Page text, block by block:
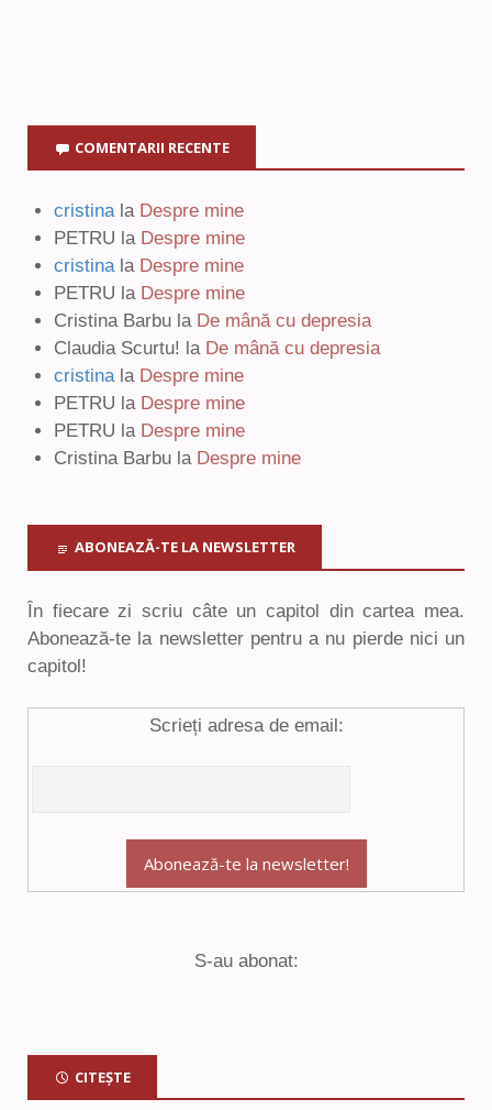
COMENTARII RECENTE
cristinala Despre mine
PETRU la Despre mine
cristinala Despre mine
PETRU la Despre mine
Cristina Barbu la De mână cu depresia
Claudia Scurtu! la De mână cu depresia
cristinala Despre mine
PETRU la Despre mine
PETRU la Despre mine
Cristina Barbu la Despre mine
ABONEAZĂ-TE LA NEWSLETTER
În fiecare zi scriu câte un capitol din cartea mea.
Abonează-te la newsletter pentru a nu pierde nici un
capitol!
Scrieți adresa de email:
S-au abonat:
CITEȘTE